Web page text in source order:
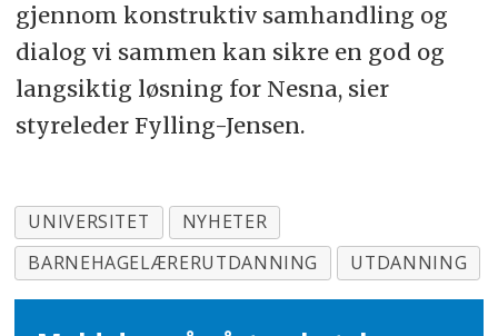
gjennom konstruktiv samhandling og
dialog vi sammen kan sikre en god og
langsiktig løsning for Nesna, sier
styreleder Fylling-Jensen.
UNIVERSITET
NYHETER
BARNEHAGELÆRERUTDANNING
UTDANNING